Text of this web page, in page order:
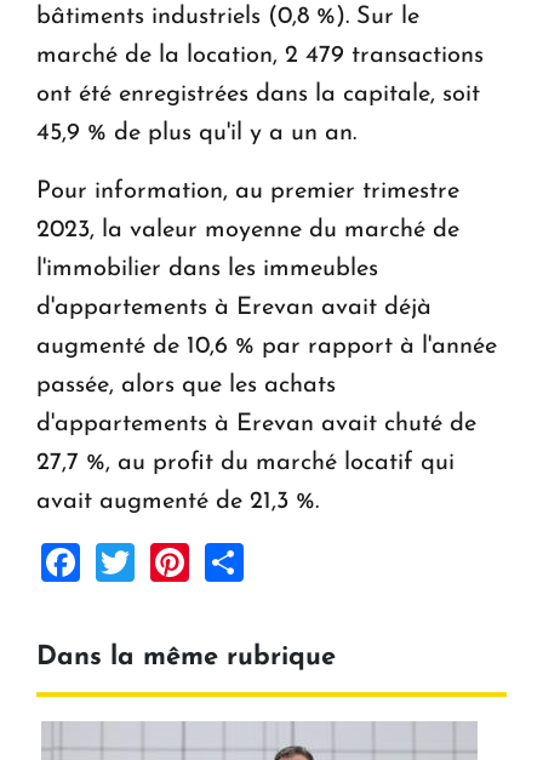
bâtiments industriels (0,8 %). Sur le
marché de la location, 2 479 transactions
ont été enregistrées dans la capitale, soit
45,9 % de plus qu'il y a un an.
Pour information, au premier trimestre
2023, la valeur moyenne du marché de
l'immobilier dans les immeubles
d'appartements à Erevan avait déjà
augmenté de 10,6 % par rapport à l'année
passée, alors que les achats
d'appartements à Erevan avait chuté de
27,7 %, au profit du marché locatif qui
avait augmenté de 21,3 %.
Facebook
TwitterPinterest
Dans la même rubrique